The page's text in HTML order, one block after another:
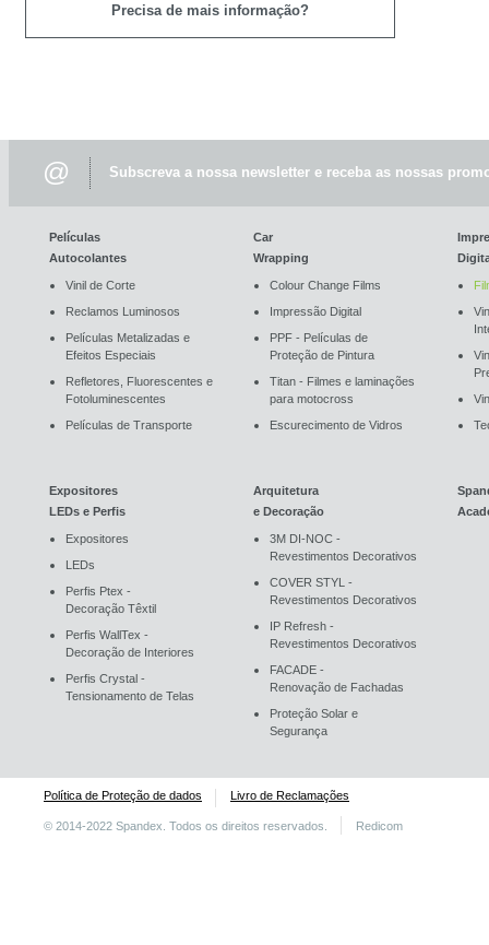
Precisa de mais informação?
@ Subscreva a nossa newsletter e receba as nossas
Películas
Autocolantes
Vinil de Corte
Reclamos Luminosos
Películas Metalizadas e
Efeitos Especiais
Refletores, Fluorescentes e
Fotoluminescentes
Películas de Transporte
Car
Wrapping
Colour Change Films
Impressão Digital
PPF - Películas de
Proteção de Pintura
Titan - Filmes e laminações
para motocross
Escurecimento de Vidros
Expositores
LEDs e Perfis
Expositores
LEDs
Perfis Ptex -
Decoração Têxtil
Perfis WallTex -
Decoração de Interiores
Perfis Crystal -
Tensionamento de Telas
Arquitetura
e Decoração
3M DI-NOC -
Revestimentos Decorativos
COVER STYL -
Revestimentos Decorativos
IP Refresh -
Revestimentos Decorativos
FACADE -
Renovação de Fachadas
Proteção Solar e
Segurança
Política de Proteção de dados Livro de Reclamações
© 2014-2022 Spandex. Todos os direitos reservados. Redicom